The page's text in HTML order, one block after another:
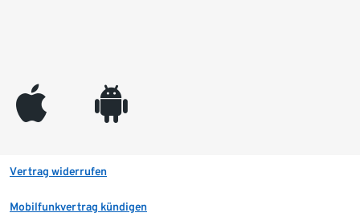
appleinc android
Vertrag widerrufen
Mobilfunkvertrag kündigen